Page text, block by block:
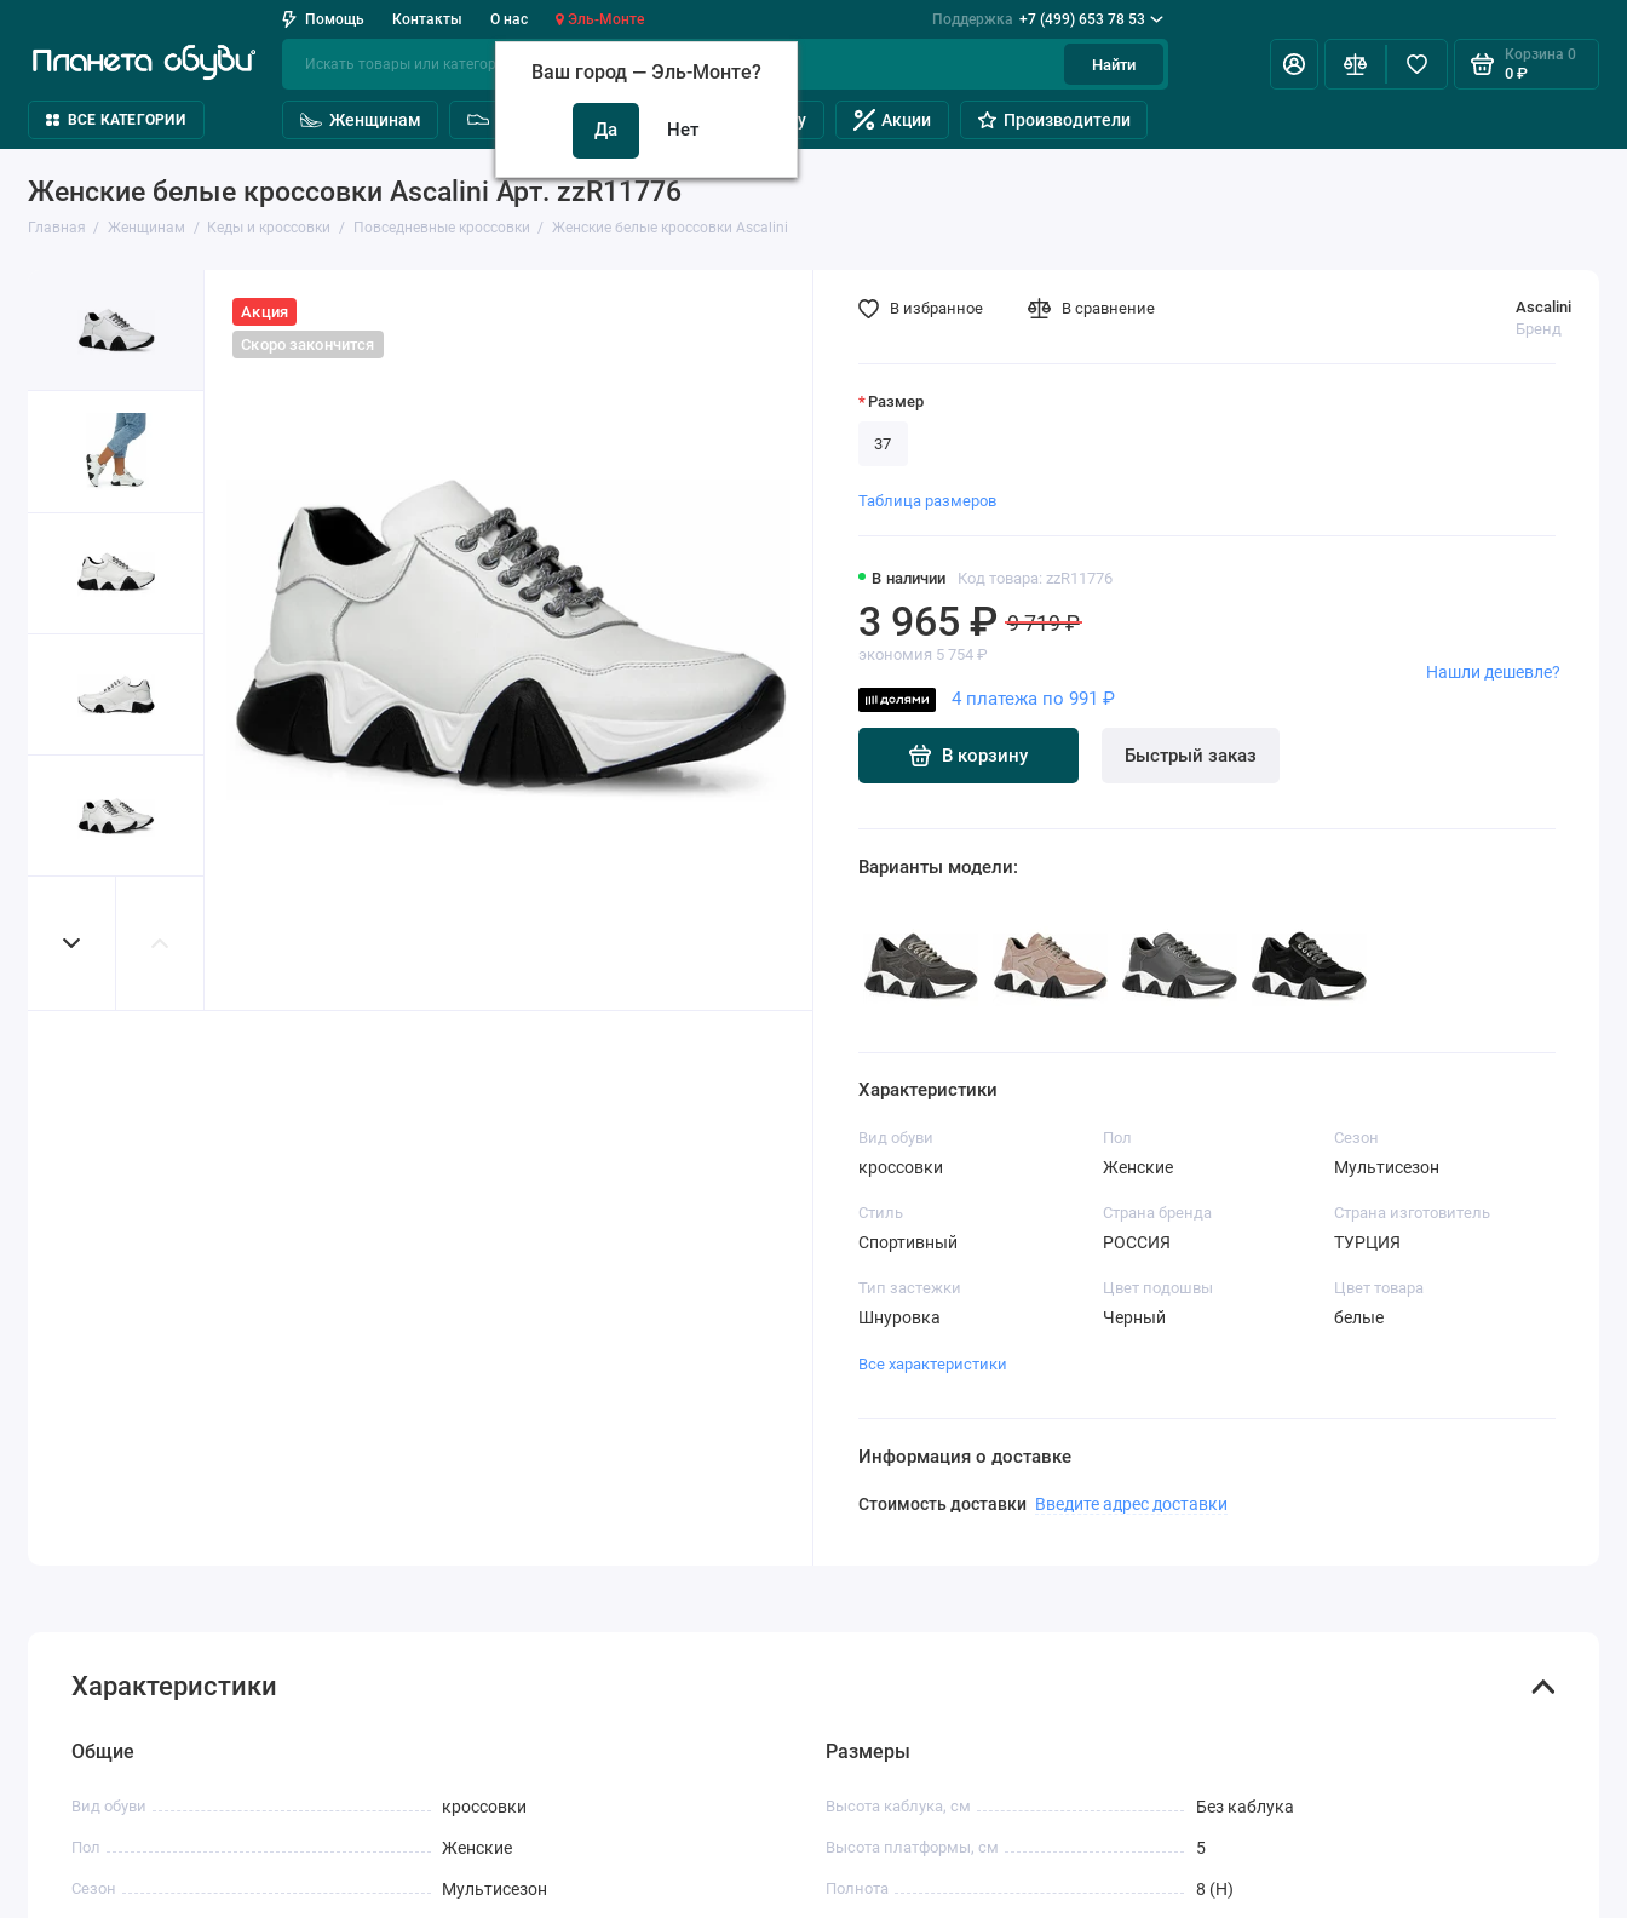
Помощь Контакты О нас Эль-Монте
Ваш город — Эль-Монте?
Поддержка +7 (499) 653 78 53
Найти
Корзина 0
0 ₽
ВСЕ КАТЕГОРИИ Женщинам Обувь на полную ногу Акции Производители
Женские белые кроссовки Ascalini Арт. zzR11776
Главная Женщинам Кеды и кроссовки Повседневные кроссовки Женские белые кроссовки Ascalini
Акция
Скоро закончится
В наличии Код товара: zzR11776
Ascalini
Бренд
3 965 ₽ 9 719 ₽
экономия 5 754 ₽
4 платежа по 991 ₽
В корзину Быстрый заказ
Нашли дешевле?
В избранное В сравнение
Размер
37
Таблица размеров
Варианты модели:
Характеристики
Вид обуви
кроссовки
Пол
Женские
Сезон
Мультисезон
Стиль
Спортивный
Страна бренда
РОССИЯ
Страна изготовитель
ТУРЦИЯ
Тип застежки
Шнуровка
Цвет подошвы
Черный
Цвет товара
белые
Все характеристики
Информация о доставке
Стоимость доставки Введите адрес доставки
Характеристики
Общие
Вид обуви кроссовки
Пол Женские
Сезон Мультисезон
Размеры
Высота каблука, см Без каблука
Высота платформы, см 5
Полнота 8 (H)